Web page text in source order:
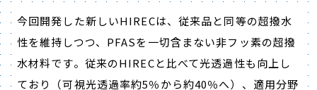
今回開発した新しいHIRECは、従来品と同等の超撥水
性を維持しつつ、PFASを一切含まない非フッ素の超撥
水材料です。従来のHIRECと比べて光透過性も向上し
ており（可視光透過率約5％から約40％へ）、適用分野